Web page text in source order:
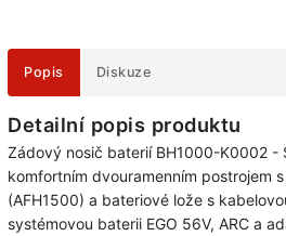
Popis Diskuze
Detailní popis produktu
Zádový nosič baterií BH1000-K0002 -
komfortním dvouramenním postrojem
(AFH1500) a bateriové lože s
systémovou baterii EGO 56V, ARC a